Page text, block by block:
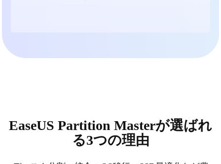
EaseUS Partition Masterが選ばれ
る3つの理由